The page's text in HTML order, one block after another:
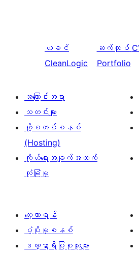
ယခင်
CleanLogic
ဆက်လုပ်
Portfolio
အကြောင်းအရာ
သတင်းများ
ဟို့စတင်းစနစ်
(Hosting)
ကိုယ်ရေးအချက်အလက်
လုံခြုံမှု
လေ့လာရန်
ပံ့ပိုးမှုစနစ်
ဒဏ္ဍာရီပြုစုသူများ